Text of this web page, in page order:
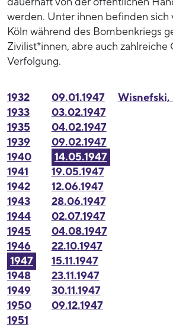
werden. Unter ihnen befinden sich
Köln während des Bombenkriegs
Zivilist*innen, abre auch
Verfolgung.
1932
1933
1935
1939
1940
1941
1942
1943
1944
1945
1946
1947
1948
1949
1950
1951
09.01.1947
03.02.1947
04.02.1947
09.02.1947
14.05.1947
19.05.1947
12.06.1947
28.06.1947
02.07.1947
04.08.1947
22.10.1947
15.11.1947
23.11.1947
30.11.1947
09.12.1947
Wisnefski,